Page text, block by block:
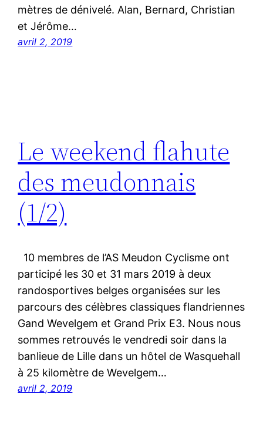
mètres de dénivelé. Alan, Bernard, Christian
et Jérôme…
avril 2, 2019
Le weekend flahute
des meudonnais
(1/2)
10 membres de l’AS Meudon Cyclisme ont
participé les 30 et 31 mars 2019 à deux
randosportives belges organisées sur les
parcours des célèbres classiques flandriennes
Gand Wevelgem et Grand Prix E3. Nous nous
sommes retrouvés le vendredi soir dans la
banlieue de Lille dans un hôtel de Wasquehall
à 25 kilomètre de Wevelgem…
avril 2, 2019